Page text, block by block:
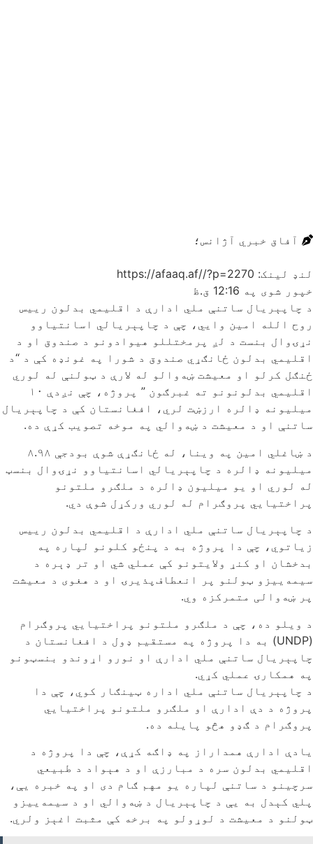
آفاق خبري آژانس؛
لنډ لینک: https://afaaq.af//?p=2270
خپور شوی په 12:16 ق.ظ
د چاپېریال ساتنې ملي ادارې د اقلیمي بدلون رییس
روح الله امین وایي، چې د چاپېریالي اسانتیاوو
نړۍوال بنست د لږ پرمختللو هیوادونو د صندوق او د
اقلیمي بدلون ځانګړي صندوق د شورا په غونډه کې د “د
ځنګل کرلو او معیشت ښه‌والو له لارې د ټولنې له لوري
اقلیمي بدلونونو ته غبرګون ” پروژه، چې نږدې ۱۰
میلیونه ډالره ارزښت لري، افغانستان کې د چاپېریال
ساتنې او د معیشت د ښه‌والي په موخه تصویب کړې ده.
د ښاغلي امین په وینا، له ځانګړې شوې بودجې ۸.۹۸
میلیونه ډالره د چاپېریالي اسانتیاوو نړۍوال بنسټ
له لوري او یو میلیون ډالره د ملګرو ملتونو
پراختیایي پروګرام له لوري ورکړل شوې دي.
د چاپېریال ساتنې ملي ادارې د اقلیمي بدلون رییس
زیاتوي، چې دا پروژه به د پنځو کلونو لپاره په
بدخشان او کنړ ولایتونو کې عملي شي او تر ډېره د
سیمه‌ییزو ټولنو پر انعطاف‌پذیرۍ او د هغوی د معیشت
پر ښه‌والی متمرکزه وي.
د ویلو ده، چې د ملګرو ملتونو پراختیایي پروګرام
(UNDP) به دا پروژه په مستقیم ډول د افغانستان د
چاپېریال ساتنې ملي ادارې او نورو اړوندو بنسټونو
په همکارۍ عملي کړي.
د چاپېریال ساتنې ملي اداره ټینګار کوي، چې دا
پروژه د دې ادارې او ملګرو ملتونو پراختیایي
پروګرام د ګډو هڅو پایله ده.
یادې ادارې همداراز په ډاګه کړې، چې دا پروژه د
اقلیمي بدلون سره د مبارزې او د هېواد د طبیعي
سرچینو د ساتنې لپاره یو مهم ګام دی او په خبره یې،
پلي کېدل به یې د چاپېریال د ښه‌والي او د سیمه‌ییزو
ټولنو د معیشت د لوړولو په برخه کې مثبت اغېز ولري.